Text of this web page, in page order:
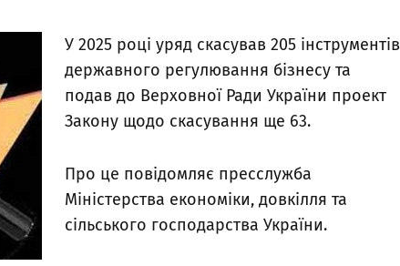
У 2025 році уряд скасував 205 інструментів
державного регулювання бізнесу та
подав до Верховної Ради України проект
Закону щодо скасування ще 63.
Про це повідомляє пресслужба
Міністерства економіки, довкілля та
сільського господарства України.